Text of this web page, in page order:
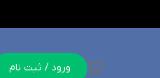
ورود / ثبت نام